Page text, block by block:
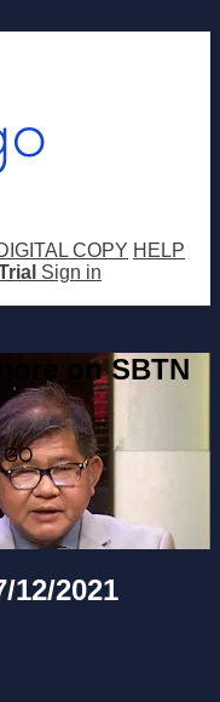
COPY HELP
Sign in
on SBTN
12/2021